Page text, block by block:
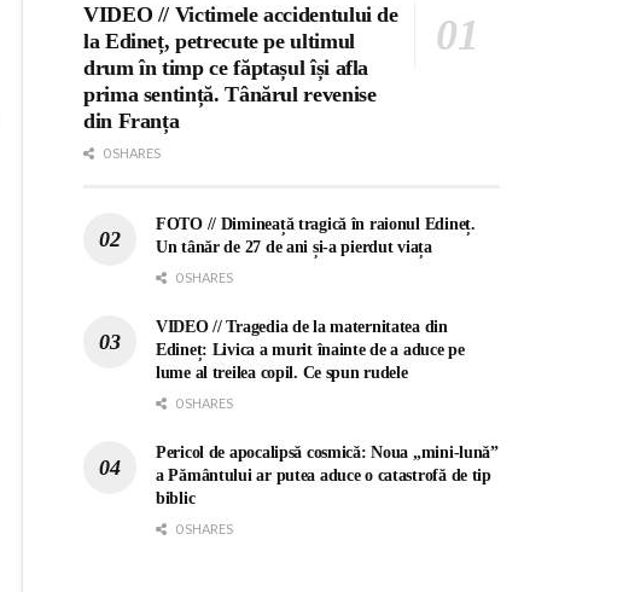
VIDEO // Victimele accidentului de
la Edineț, petrecute pe ultimul
drum în timp ce făptașul își afla
prima sentință. Tânărul revenise
din Franța
0 SHARES
FOTO // Dimineață tragică în raionul Edineț.
Un tânăr de 27 de ani și-a pierdut viața
0 SHARES
VIDEO // Tragedia de la maternitatea din
Edineț: Livica a murit înainte de a aduce pe
lume al treilea copil. Ce spun rudele
0 SHARES
Pericol de apocalipsă cosmică: Noua „mini-lună”
a Pământului ar putea aduce o catastrofă de tip
biblic
0 SHARES